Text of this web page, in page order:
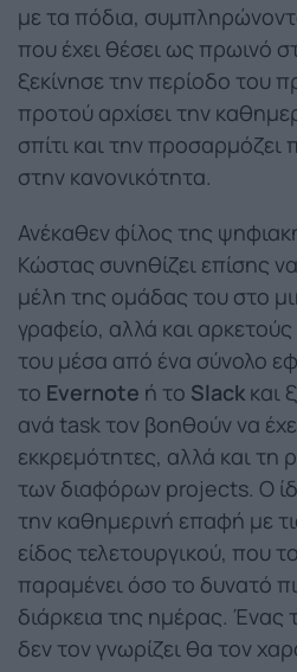
με τα πόδια,
που έχει θέσει ως πρωινό
ξεκίνησε την περίοδο του
προτού αρχίσει την
σπίτι και την
στην κανονικότητα.
Ανέκαθεν φίλος της
Κώστας συνηθίζει επίσης
μέλη της ομάδας του στο
γραφείο, αλλά και
του μέσα από ένα σύνολο
το Evernote ή το Slack και
ανά task τον βοηθούν να
εκκρεμότητες, αλλά και τη
των διαφόρων projects. Ο
την καθημερινή επαφή με
είδος τελετουργικού, που
παραμένει όσο το δυνατό
διάρκεια της ημέρας.
δεν τον γνωρίζει θα τον